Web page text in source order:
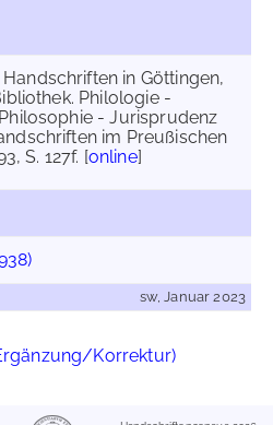
Handschriften in Göttingen,
Philologie -
- Jurisprudenz
im Preußischen
S. 127f. [online]
sw, Januar 2023
Korrektur)